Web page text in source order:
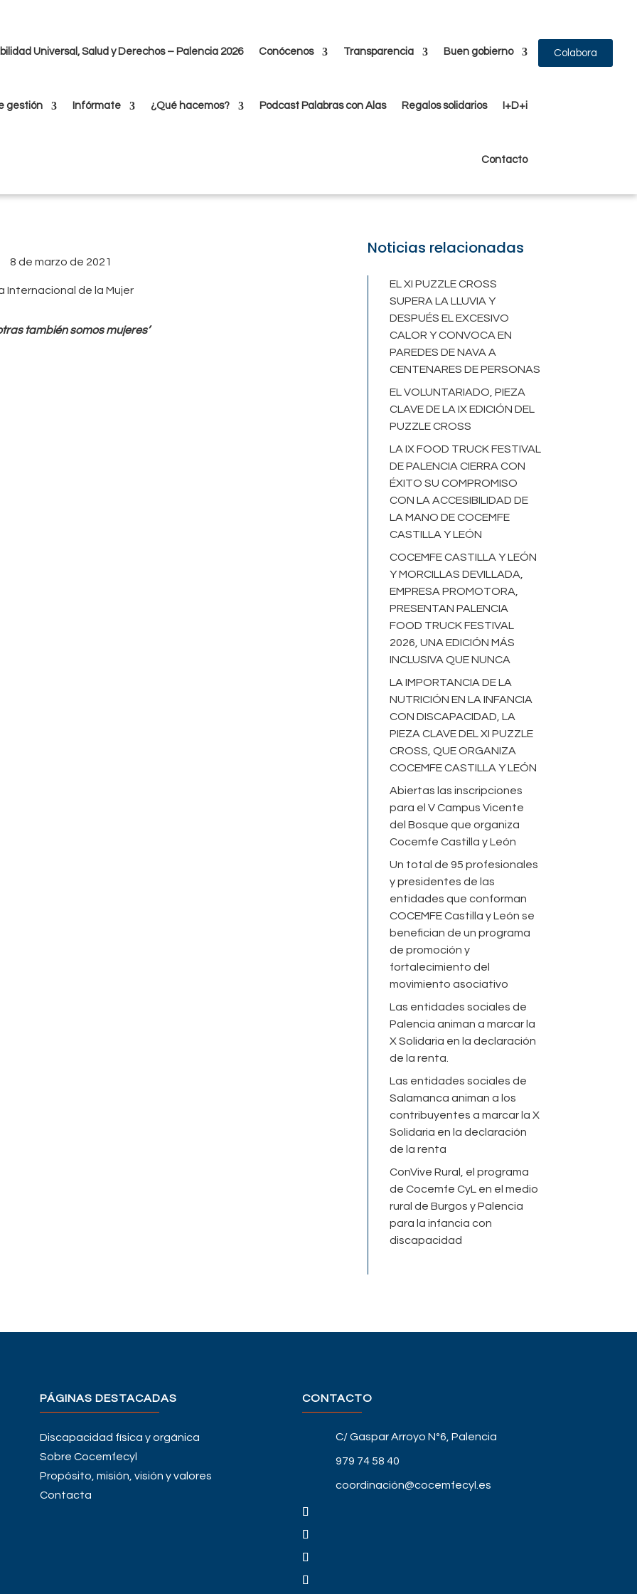
Universal, Salud y Derechos – Palencia 2026 Conócenos Transparencia Buen gobierno
gestión Infórmate ¿Qué hacemos? Podcast Palabras con Alas Regalos solidarios I+D+i
Contacto
Colabora
las Mujeres con Discapacidad
8 de marzo de 2021
Internacional de la Mujer
también somos mujeres’
Noticias relacionadas
EL XI PUZZLE CROSS
SUPERA LA LLUVIA Y
DESPUÉS EL EXCESIVO
CALOR Y CONVOCA EN
PAREDES DE NAVA A
CENTENARES DE PERSONAS
EL VOLUNTARIADO, PIEZA
CLAVE DE LA IX EDICIÓN DEL
PUZZLE CROSS
LA IX FOOD TRUCK FESTIVAL
DE PALENCIA CIERRA CON
ÉXITO SU COMPROMISO
CON LA ACCESIBILIDAD DE
LA MANO DE COCEMFE
CASTILLA Y LEÓN
COCEMFE CASTILLA Y LEÓN
Y MORCILLAS DEVILLADA,
EMPRESA PROMOTORA,
PRESENTAN PALENCIA
FOOD TRUCK FESTIVAL
2026, UNA EDICIÓN MÁS
INCLUSIVA QUE NUNCA
LA IMPORTANCIA DE LA
NUTRICIÓN EN LA INFANCIA
CON DISCAPACIDAD, LA
PIEZA CLAVE DEL XI PUZZLE
CROSS, QUE ORGANIZA
COCEMFE CASTILLA Y LEÓN
Abiertas las inscripciones
para el V Campus Vicente
del Bosque que organiza
Cocemfe Castilla y León
Un total de 95 profesionales
y presidentes de las
entidades que conforman
COCEMFE Castilla y León se
benefician de un programa
de promoción y
fortalecimiento del
movimiento asociativo
Las entidades sociales de
Palencia animan a marcar la
X Solidaria en la declaración
de la renta.
Las entidades sociales de
Salamanca animan a los
contribuyentes a marcar la X
Solidaria en la declaración
de la renta
ConVive Rural, el programa
de Cocemfe CyL en el medio
rural de Burgos y Palencia
para la infancia con
discapacidad
PÁGINAS DESTACADAS
Discapacidad física y orgánica
Sobre Cocemfecyl
Propósito, misión, visión y valores
Contacta
CONTACTO
C/ Gaspar Arroyo Nº6, Palencia
979 74 58 40
coordinación@cocemfecyl.es